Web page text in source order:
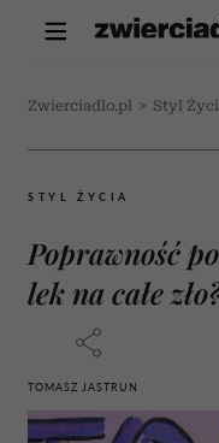
Zwierciadlo.pl > Styl
STYL ŻYCIA
Poprawność
lek na całe
TOMASZ JASTRUN